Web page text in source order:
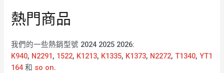
熱門商品
我們的一些熱銷型號 2024 2025 2026:
K940, N2291, 1522, K1213, K1335, K1373, N2272,T1340,YT1
164 和 so on.